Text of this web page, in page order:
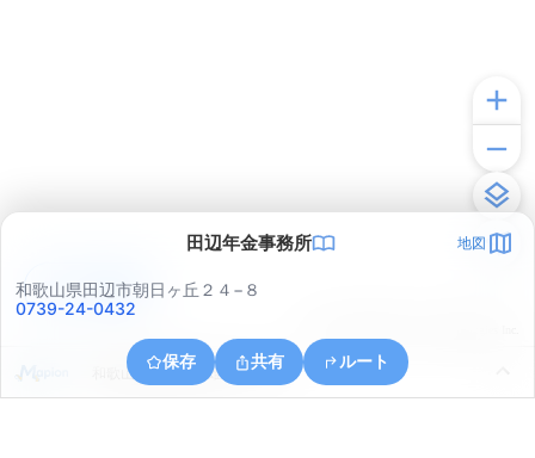
田辺年金事務所 地図
和歌山県田辺市朝日ヶ丘２４−８
0739-24-0432
保存 共有 ルート
和歌山県田辺市高雄３丁目１２
アプリで見る